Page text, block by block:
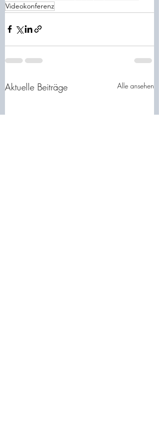
Videokonferenz
Aktuelle Beiträge Alle ansehen